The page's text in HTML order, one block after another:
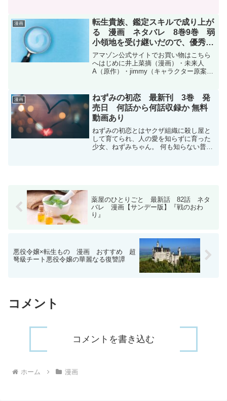
(GCノベルズ/マイクロマガジン社刊) ...
漫画
転生貴族、鑑定スキルで成り上が
る 漫画 ネタバレ 8巻9巻 弱
小領地を受け継いだので、優秀な
人材を増やしていたら、最強領地
になってた
アマゾン公式サイトでお買い物はこちら
へはじめに井上菜摘（漫画）・未来人
A（原作）・jimmy（キャラクター原案）
を増やしていたら、最強領地になって
た〜』8巻と9巻のネ...
漫画
ねずみの初恋 最新刊 3巻 発
売日 何話から何話収録か 無料
動画あり
ねずみの初恋とはヤクザ組織に殺し屋と
して育てられ、人の愛を知らずに育った
少女、ねずみちゃん。 何も知らない普通
薬屋のひとりごと 最新話 82話 ネタ
バレ 漫画【サンデー版】『戦のおわ
り』
悪役令嬢×転生もの 漫画 おすすめ 超
弩級チート悪役令嬢の華麗なる復讐譚
コメント
コメントを書き込む
ホーム 漫画